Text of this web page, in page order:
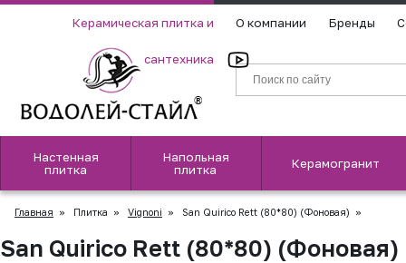
Керамическая плитка и
сантехника
О компании Бренды
Настенная
плитка
Напольная
плитка
Керамогранит
Главная » Плитка » Vignoni » San Quirico Rett (80*80) (Фоновая) »
San Quirico Rett (80*80) (Фоновая)